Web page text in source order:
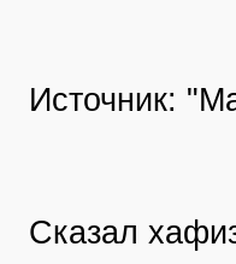
Источник:
Сказал